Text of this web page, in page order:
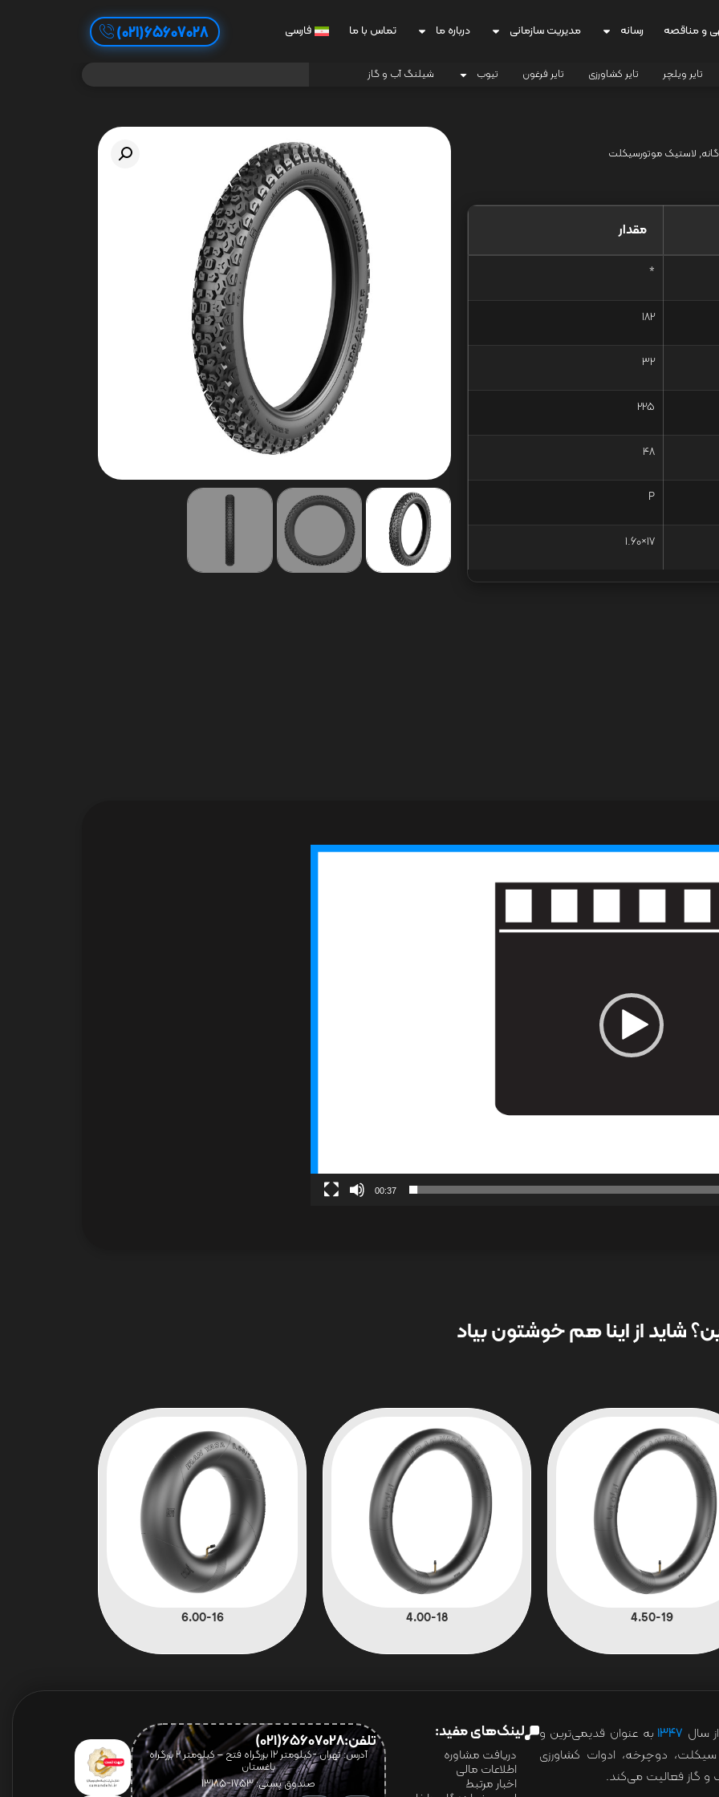
و مناقصه رسانه مدیریت سازمانی درباره ما تماس با ما فارسی 65607028(021)
تایر ویلچر تایر کشاورزی تایر فرغون تیوب شیلنگ آب و گاز
, لاستیک موتورسیکلت
مقدار
*
182
32
225
48
P
17×1.60
00:37
شاید از اینا هم خوشتون بیاد
4.50-19
4.00-18
6.00-16
از سال ۱۳۴۷ به عنوان قدیمی‌ترین و
سیکلت، دوچرخه، ادوات کشاورزی
گاز فعالیت می‌کند.
لینک‌های مفید:
دریافت مشاوره
اطلاعات مالی
اخبار مرتبط
تلفن:65607028(021)
آدرس: تهران -کیلومتر 12 بزرگراه فتح – کیلومتر ۲ بزرگراه
باغستان
صندوق پستی: 1753-13185